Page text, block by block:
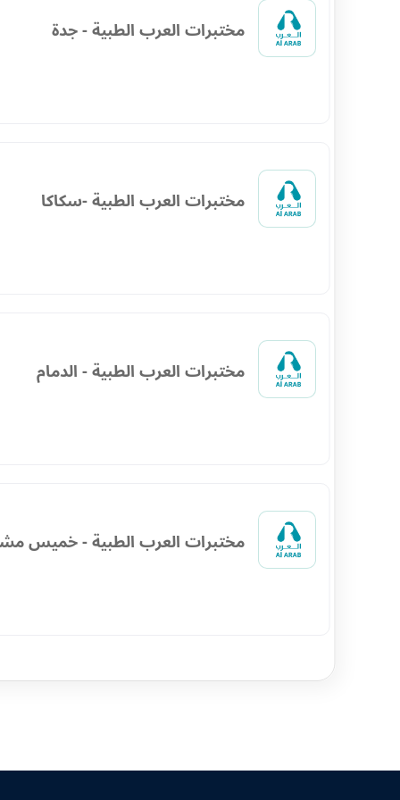
مختبرات العرب الطبية - جدة
مختبرات العرب الطبية -سكاكا
مختبرات العرب الطبية - الدمام
مختبرات العرب الطبية - خميس